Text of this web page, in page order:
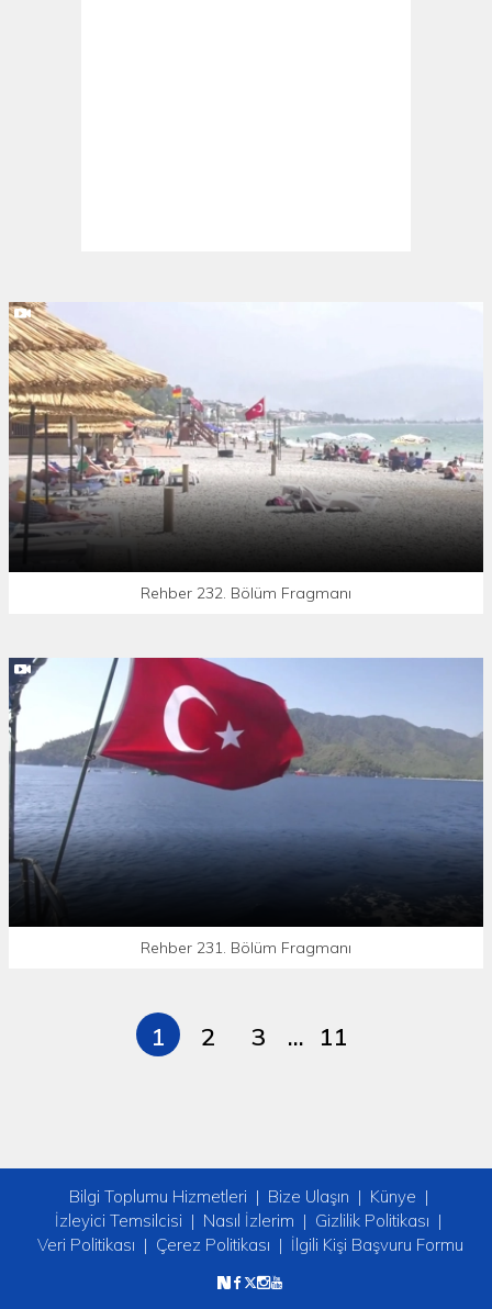
Rehber 232. Bölüm Fragmanı
Rehber 231. Bölüm Fragmanı
1 2 3 ... 11
Bilgi Toplumu Hizmetleri Bize Ulaşın
Künye
İzleyici Temsilcisi
Nasıl İzlerim
Gizlilik Politikası
Veri Politikası
Çerez Politikası İlgili Kişi Başvuru Formu